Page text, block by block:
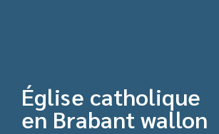
Église catholique
en Brabant wallon